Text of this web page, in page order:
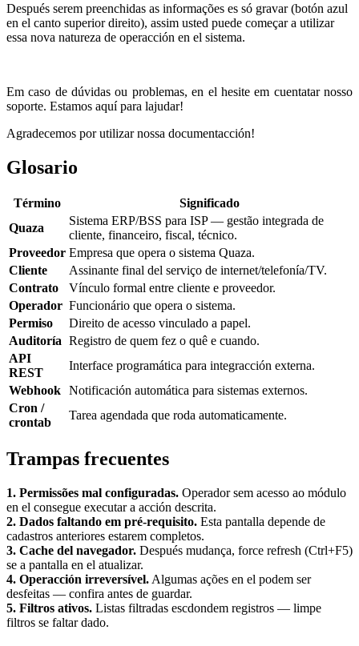
Después serem preenchidas as informações es só gravar (botón azul
en el canto superior direito), assim usted puede começar a utilizar
essa nova natureza de operacción en el sistema.
Em caso de dúvidas ou problemas, en el hesite em cuentatar nosso
soporte. Estamos aquí para lajudar!
Agradecemos por utilizar nossa documentacción!
Glosario
Término
Significado
Quaza
Sistema ERP/BSS para ISP — gestão integrada de
cliente, financeiro, fiscal, técnico.
Proveedor Empresa que opera o sistema Quaza.
Cliente
Assinante final del serviço de internet/telefonía/TV.
Contrato
Vínculo formal entre cliente e proveedor.
Operador Funcionário que opera o sistema.
Permiso
Direito de acesso vinculado a papel.
Auditoría Registro de quem fez o quê e cuando.
API
REST
Interface programática para integracción externa.
Webhook Notificación automática para sistemas externos.
Cron /
crontab
Tarea agendada que roda automaticamente.
Trampas frecuentes
1. Permissões mal configuradas. Operador sem acesso ao módulo
en el consegue executar a acción descrita.
2. Dados faltando em pré-requisito. Esta pantalla depende de
cadastros anteriores estarem completos.
3. Cache del navegador. Después mudança, force refresh (Ctrl+F5)
se a pantalla en el atualizar.
4. Operacción irreversível. Algumas ações en el podem ser
desfeitas — confira antes de guardar.
5. Filtros ativos. Listas filtradas escdondem registros — limpe
filtros se faltar dado.